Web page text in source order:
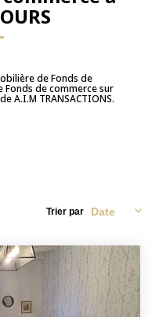
Créer une alerte
de Fonds de
Fonds de commerce sur
A.I.M TRANSACTIONS.
Trier par